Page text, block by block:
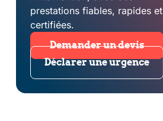
prestations fiables, rapides et
certifiées.
Demander un devis
Déclarer une urgence